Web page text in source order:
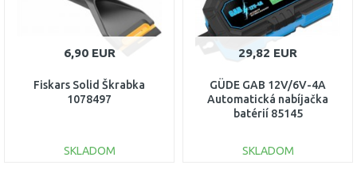
6,90 EUR
Fiskars Solid Škrabka
1078497
SKLADOM
29,82 EUR
GÜDE GAB 12V/6V-4A
Automatická nabíjačka
batérií 85145
SKLADOM